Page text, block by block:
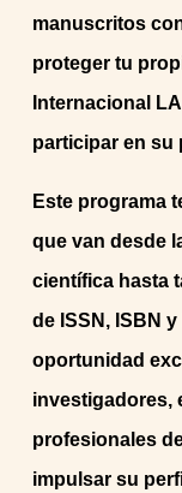
manuscritos
proteger tu
Internacional
participar en su
Este programa
que van desde
científica hasta
de ISSN, ISBN
oportunidad
investigadores,
profesionales
impulsar su